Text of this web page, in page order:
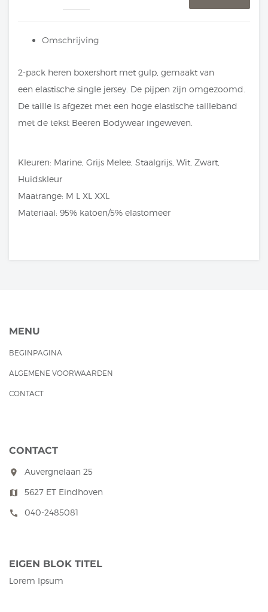
Omschrijving
2-pack heren boxershort met gulp, gemaakt van
een elastische single jersey. De pijpen zijn omgezoomd.
De taille is afgezet met een hoge elastische tailleband
met de tekst Beeren Bodywear ingeweven.
Kleuren: Marine, Grijs Melee, Staalgrijs, Wit, Zwart,
Huidskleur
Maatrange: M L XL XXL
Materiaal: 95% katoen/5% elastomeer
MENU
BEGINPAGINA
ALGEMENE VOORWAARDEN
CONTACT
CONTACT
room Auvergnelaan 25
map 5627 ET Eindhoven
call 040-2485081
EIGEN BLOK TITEL
Lorem Ipsum